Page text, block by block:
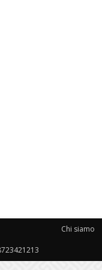
Chi siamo